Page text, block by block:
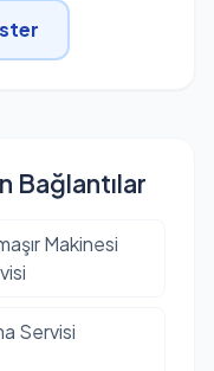
Bağlantılar
Makinesi
Servisi